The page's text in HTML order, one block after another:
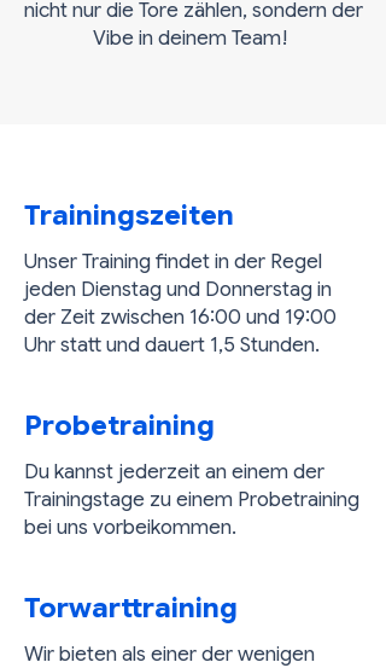
nicht nur die Tore zählen, sondern der
Vibe in deinem Team!
Trainingszeiten
Unser Training findet in der Regel
jeden Dienstag und Donnerstag in
der Zeit zwischen 16:00 und 19:00
Uhr statt und dauert 1,5 Stunden.
Probetraining
Du kannst jederzeit an einem der
Trainingstage zu einem Probetraining
bei uns vorbeikommen.
Torwarttraining
Wir bieten als einer der wenigen